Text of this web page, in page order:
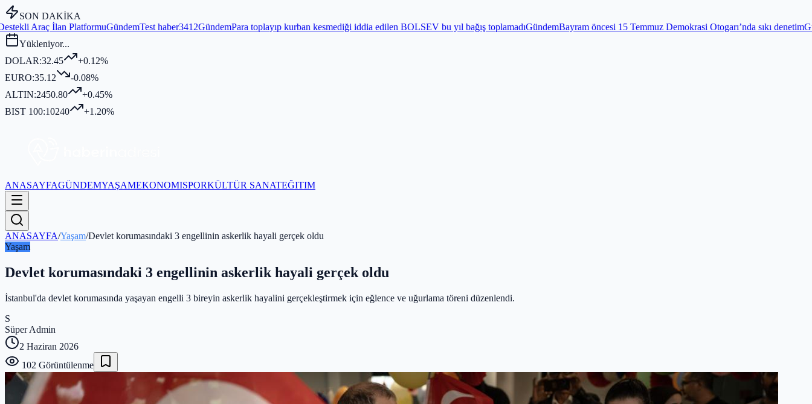
SON DAKİKA
PlatformuGündemTest haber3412GündemPara toplayıp kurban kesmediği iddia edilen BOLSEV bu yıl bağış toplamadı GündemBayram öncesi 15 Temmuz Demokrasi Otogarı’nda sıkı denetimGündem
Yükleniyor...
DOLAR:32.45
+0.12%
EURO:35.12
-0.08%
ALTIN:2450.80
+0.45%
BIST 100:10240 +1.20%
ANASAYFAGÜNDEMYAŞAMEKONOMISPORKÜLTÜR SANATEĞITIM
ANASAYFA/Yaşam/Devlet korumasındaki 3 engellinin askerlik hayali gerçek oldu
Yaşam
Devlet korumasındaki 3 engellinin askerlik hayali gerçek oldu
İstanbul'da devlet korumasında yaşayan engelli 3 bireyin askerlik hayalini gerçekleştirmek için eğlence ve uğurlama töreni düzenlendi.
S
Süper Admin
2 Haziran 2026
102 Görüntülenme